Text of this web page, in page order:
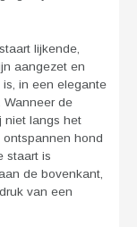
lijkende,
aangezet en
in een elegante
Wanneer de
niet langs het
ontspannen hond
staart is
de bovenkant,
van een